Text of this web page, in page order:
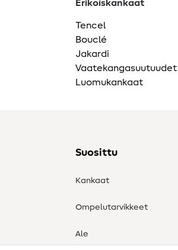
Erikoiskankaat
Tencel
Bouclé
Jakardi
Vaatekangasuutuudet
Luomukankaat
Suosittu
Kankaat
Ompelutarvikkeet
Ale